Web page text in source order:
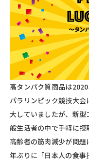
高タンパク質商品は
パラリンピック競技大
大していましたが、新
般生活者の中で手軽に摂
高齢者の筋肉減少が問
年ぶりに「日本人の食